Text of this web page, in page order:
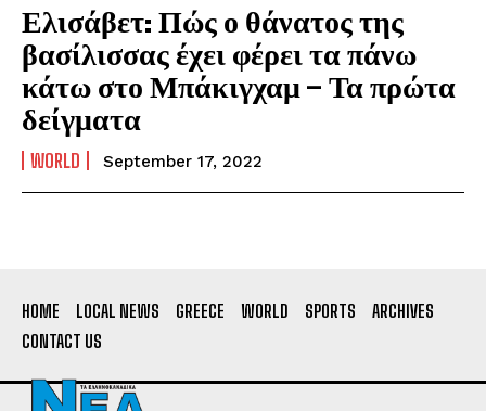
Ελισάβετ: Πώς ο θάνατος της
βασίλισσας έχει φέρει τα πάνω
κάτω στο Μπάκιγχαμ – Τα πρώτα
δείγματα
WORLD September 17, 2022
HOME LOCAL NEWS GREECE WORLD SPORTS
ARCHIVES
CONTACT US